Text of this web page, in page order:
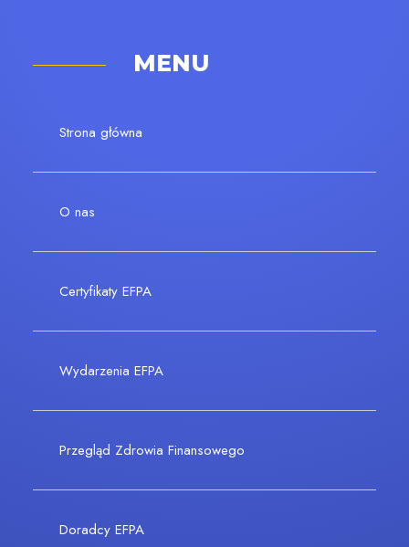
MENU
Strona główna
O nas
Certyfikaty EFPA
Wydarzenia EFPA
Przegląd Zdrowia Finansowego
Doradcy EFPA